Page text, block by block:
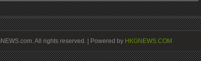
All rights reserved. | Powered by HKGNEWS.COM